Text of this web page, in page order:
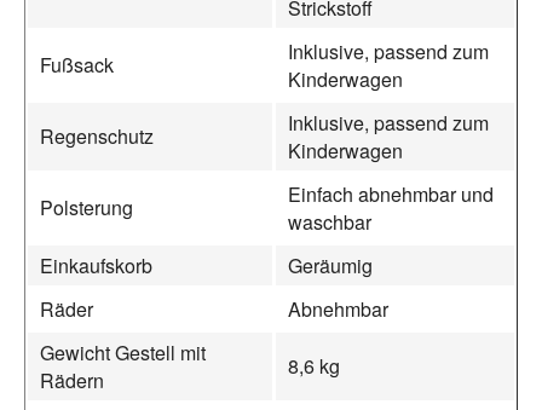
Strickstoff
Fußsack
Inklusive, passend zum
Kinderwagen
Regenschutz
Inklusive, passend zum
Kinderwagen
Polsterung
Einfach abnehmbar und
waschbar
Einkaufskorb
Geräumig
Räder
Abnehmbar
Gewicht Gestell mit
Rädern
8,6 kg